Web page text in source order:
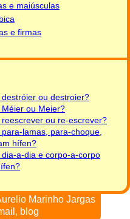
e maiúsculas
e firmas
destróier ou destroier?
Méier ou Meier?
reescrever ou re-escrever?
para-lamas, para-choque,
hífen?
dia-a-dia e corpo-a-corpo
Marinho Jargas
, blog